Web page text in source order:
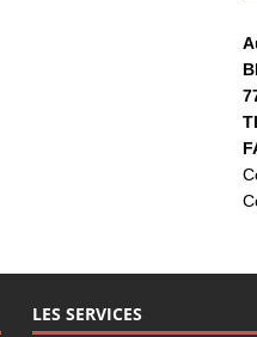
LES SERVICES